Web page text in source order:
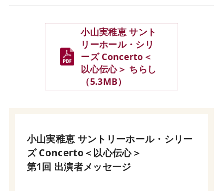
小山実稚恵 サント
リーホール・シリ
ーズ Concerto＜
以心伝心＞ ちらし
（5.3MB）
小山実稚恵 サントリーホール・シリー
ズ Concerto＜以心伝心＞
第1回 出演者メッセージ